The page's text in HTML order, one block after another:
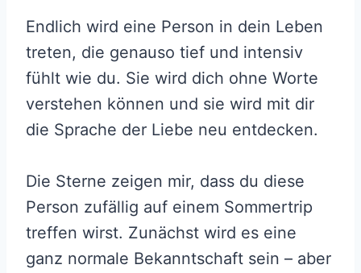
Endlich wird eine Person in dein Leben
treten, die genauso tief und intensiv
fühlt wie du. Sie wird dich ohne Worte
verstehen können und sie wird mit dir
die Sprache der Liebe neu entdecken.
Die Sterne zeigen mir, dass du diese
Person zufällig auf einem Sommertrip
treffen wirst. Zunächst wird es eine
ganz normale Bekanntschaft sein – aber